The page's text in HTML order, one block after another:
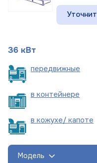
36 кВт
передвижные
в контейнере
в кожухе/ капоте
Модель